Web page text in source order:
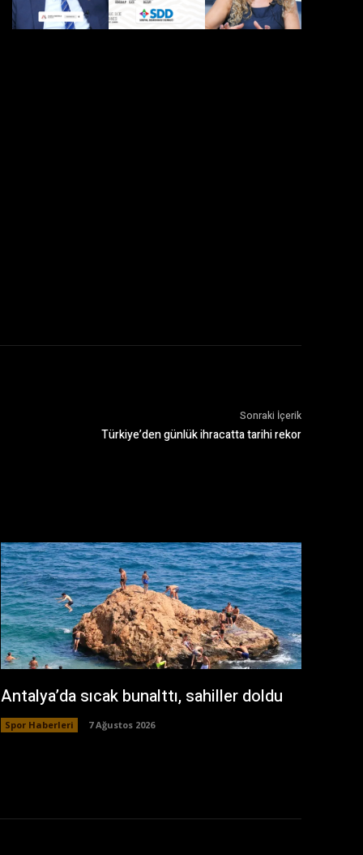
Sonraki İçerik
Türkiye’den günlük ihracatta tarihi rekor
Antalya’da sıcak bunalttı, sahiller doldu
Spor Haberleri 7 Ağustos 2026